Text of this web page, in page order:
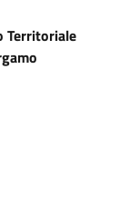
Territoriale